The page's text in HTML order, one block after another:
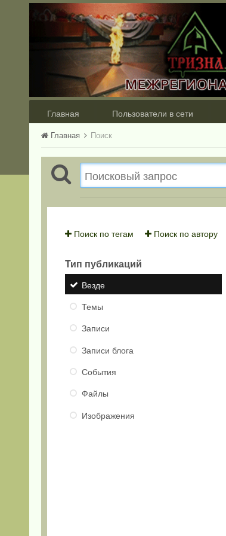
Главная Пользователи в сети
Главная Поиск
Поиск по тегам Поиск по автору
Тип публикаций
Везде
Темы
Записи
Записи блога
События
Файлы
Изображения